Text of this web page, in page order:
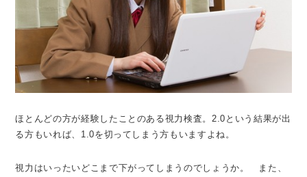
ほとんどの方が経験したことのある視力検査。2.0という結果が出
る方もいれば、1.0を切ってしまう方もいますよね。
視力はいったいどこまで下がってしまうのでしょうか。 また、